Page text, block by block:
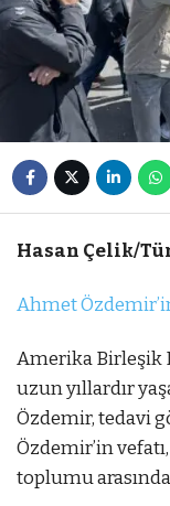
Hasan Çelik/
Ahmet
Amerika Birleşik
uzun yıllardır
Özdemir, tedavi
Özdemir’in
toplumu